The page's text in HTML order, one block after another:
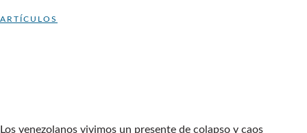
ARTÍCULOS
Los venezolanos vivimos un presente de colapso y caos